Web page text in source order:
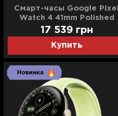
Смарт-часы Google Pixel
Watch 4 41mm Polished
Silver Aluminum Case / Iris
Active Band
Купить
17 539 грн